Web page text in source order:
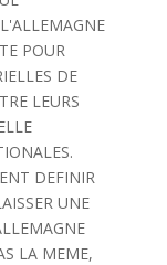
POUR
DE
LEURS
DEFINIR
UNE
LA MEME,